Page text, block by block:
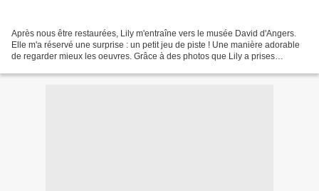
Après nous être restaurées, Lily m'entraîne vers le musée David d'Angers.
Elle m'a réservé une surprise : un petit jeu de piste ! Une manière adorable
de regarder mieux les oeuvres. Grâce à des photos que Lily a prises